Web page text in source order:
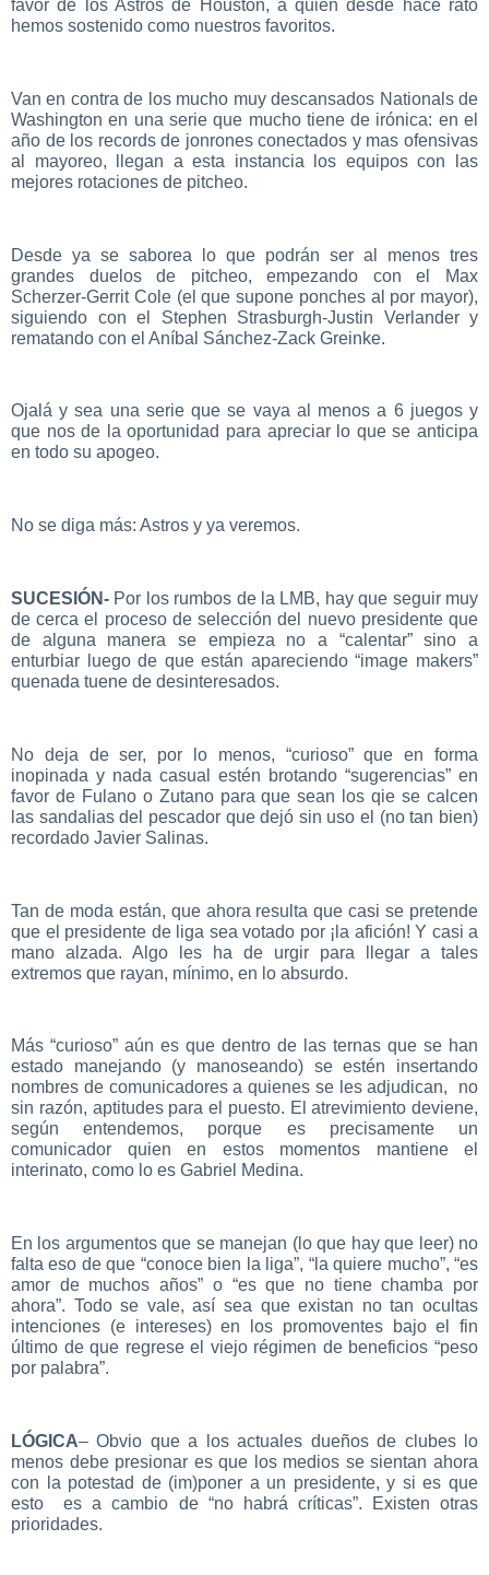
favor de los Astros de Houston, a quien desde hace rato
hemos sostenido como nuestros favoritos.
Van en contra de los mucho muy descansados Nationals de
Washington en una serie que mucho tiene de irónica: en el
año de los records de jonrones conectados y mas ofensivas
al mayoreo, llegan a esta instancia los equipos con las
mejores rotaciones de pitcheo.
Desde ya se saborea lo que podrán ser al menos tres
grandes duelos de pitcheo, empezando con el Max
Scherzer-Gerrit Cole (el que supone ponches al por mayor),
siguiendo con el Stephen Strasburgh-Justin Verlander y
rematando con el Aníbal Sánchez-Zack Greinke.
Ojalá y sea una serie que se vaya al menos a 6 juegos y
que nos de la oportunidad para apreciar lo que se anticipa
en todo su apogeo.
No se diga más: Astros y ya veremos.
SUCESIÓN- Por los rumbos de la LMB, hay que seguir muy
de cerca el proceso de selección del nuevo presidente que
de alguna manera se empieza no a “calentar” sino a
enturbiar luego de que están apareciendo “image makers”
quenada tuene de desinteresados.
No deja de ser, por lo menos, “curioso” que en forma
inopinada y nada casual estén brotando “sugerencias” en
favor de Fulano o Zutano para que sean los qie se calcen
las sandalias del pescador que dejó sin uso el (no tan bien)
recordado Javier Salinas.
Tan de moda están, que ahora resulta que casi se pretende
que el presidente de liga sea votado por ¡la afición! Y casi a
mano alzada. Algo les ha de urgir para llegar a tales
extremos que rayan, mínimo, en lo absurdo.
Más “curioso” aún es que dentro de las ternas que se han
estado manejando (y manoseando) se estén insertando
nombres de comunicadores a quienes se les adjudican, no
sin razón, aptitudes para el puesto. El atrevimiento deviene,
según entendemos, porque es precisamente un
comunicador quien en estos momentos mantiene el
interinato, como lo es Gabriel Medina.
En los argumentos que se manejan (lo que hay que leer) no
falta eso de que “conoce bien la liga”, “la quiere mucho”, “es
amor de muchos años” o “es que no tiene chamba por
ahora”. Todo se vale, así sea que existan no tan ocultas
intenciones (e intereses) en los promoventes bajo el fin
último de que regrese el viejo régimen de beneficios “peso
por palabra”.
LÓGICA– Obvio que a los actuales dueños de clubes lo
menos debe presionar es que los medios se sientan ahora
con la potestad de (im)poner a un presidente, y si es que
esto es a cambio de “no habrá críticas”. Existen otras
prioridades.